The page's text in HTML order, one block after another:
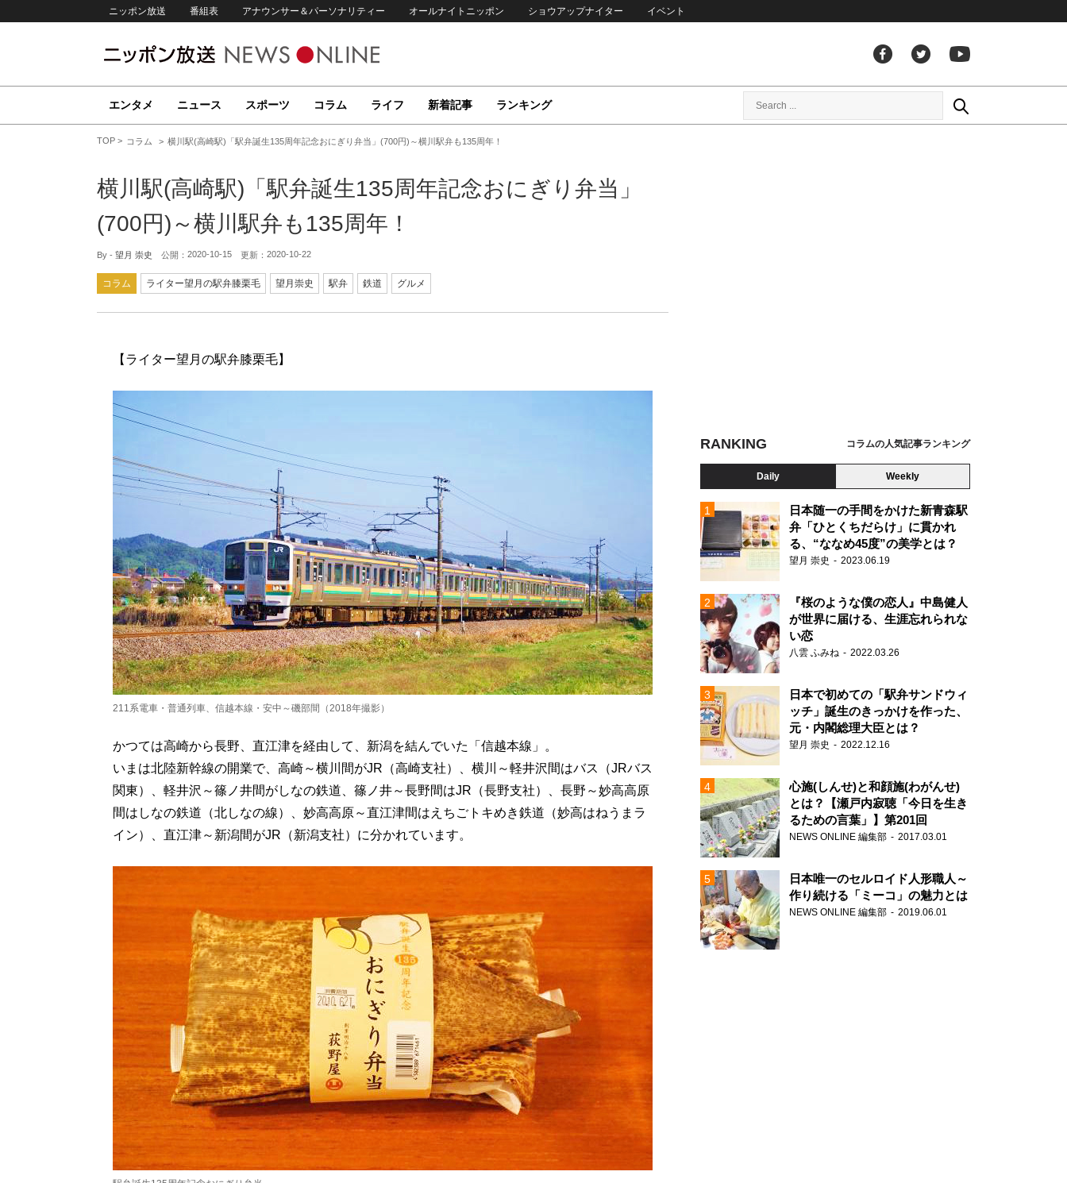
ニッポン放送 番組表 アナウンサー＆パーソナリティー オールナイトニッポン ショウアップナイター イベント
エンタメ ニュース スポーツ コラム ライフ 新着記事 ランキング
TOP コラム 横川駅(高崎駅)「駅弁誕生135周年記念おにぎり弁当」(700円)～横川駅弁も135周年！
横川駅(高崎駅)「駅弁誕生135周年記念おにぎり弁当」
(700円)～横川駅弁も135周年！
By - 望月 崇史 公開： 2020-10-15 更新： 2020-10-22
コラム ライター望月の駅弁膝栗毛 望月崇史 駅弁 鉄道 グルメ
【ライター望月の駅弁膝栗毛】
211系電車・普通列車、信越本線・安中～磯部間（2018年撮影）
かつては高崎から長野、直江津を経由して、新潟を結んでいた「信越本線」。
いまは北陸新幹線の開業で、高崎～横川間がJR（高崎支社）、横川～軽井沢間はバス（JRバス
関東）、軽井沢～篠ノ井間がしなの鉄道、篠ノ井～長野間はJR（長野支社）、長野～妙高高原
間はしなの鉄道（北しなの線）、妙高高原～直江津間はえちごトキめき鉄道（妙高はねうまラ
イン）、直江津～新潟間がJR（新潟支社）に分かれています。
RANKING コラムの人気記事ランキング
Daily Weekly
日本随一の手間をかけた新青森駅
弁「ひとくちだらけ」に貫かれ
る、“ななめ45度”の美学とは？
望月 崇史 2023.06.19
『桜のような僕の恋人』中島健人
が世界に届ける、生涯忘れられな
い恋
八雲 ふみね 2022.03.26
日本で初めての「駅弁サンドウィ
ッチ」誕生のきっかけを作った、
元・内閣総理大臣とは？
望月 崇史 2022.12.16
心施(しんせ)と和顔施(わがんせ)
とは？【瀬戸内寂聴「今日を生き
るための言葉」】第201回
NEWS ONLINE 編集部 2017.03.01
日本唯一のセルロイド人形職人～
作り続ける「ミーコ」の魅力とは
NEWS ONLINE 編集部 2019.06.01